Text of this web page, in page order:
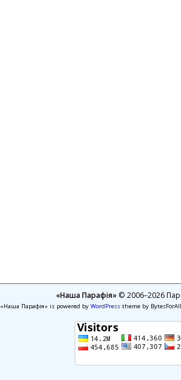
«Наша Парафія»© 2006–2026
«Наша Парафія» is powered by WordPresstheme by